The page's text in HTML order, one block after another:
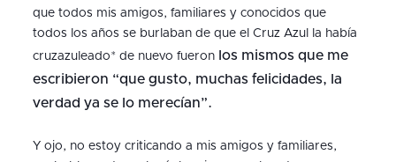
que todos mis amigos, familiares y conocidos que
todos los años se burlaban de que el Cruz Azul la había
cruzazuleado* de nuevo fueron los mismos que me
escribieron “que gusto, muchas felicidades, la
verdad ya se lo merecían”.
Y ojo, no estoy criticando a mis amigos y familiares,